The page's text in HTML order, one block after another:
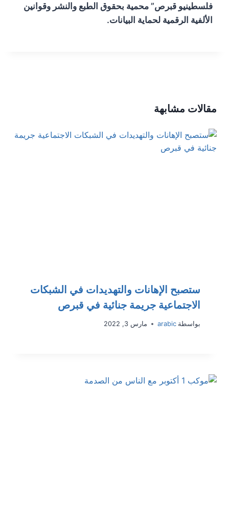
فلسطينيو قبرص” محمية بحقوق الطبع والنشر وقوانين
الألفية الرقمية لحماية البيانات.
مقالات مشابهة
ستصبح الإهانات والتهديدات في الشبكات
الاجتماعية جريمة جنائية في قبرص
بواسطة arabic مارس 3, 2022